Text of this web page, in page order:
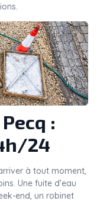
:
24
à tout moment,
Une fuite d’eau
end, un robinet